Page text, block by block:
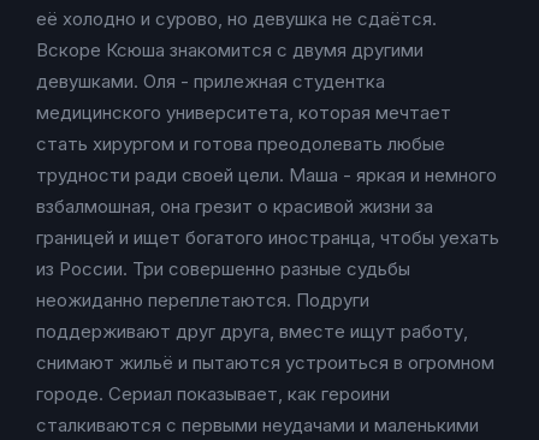
её холодно и сурово, но девушка не сдаётся.
Вскоре Ксюша знакомится с двумя другими
девушками. Оля - прилежная студентка
медицинского университета, которая мечтает
стать хирургом и готова преодолевать любые
трудности ради своей цели. Маша - яркая и немного
взбалмошная, она грезит о красивой жизни за
границей и ищет богатого иностранца, чтобы уехать
из России. Три совершенно разные судьбы
неожиданно переплетаются. Подруги
поддерживают друг друга, вместе ищут работу,
снимают жильё и пытаются устроиться в огромном
городе. Сериал показывает, как героини
сталкиваются с первыми неудачами и маленькими